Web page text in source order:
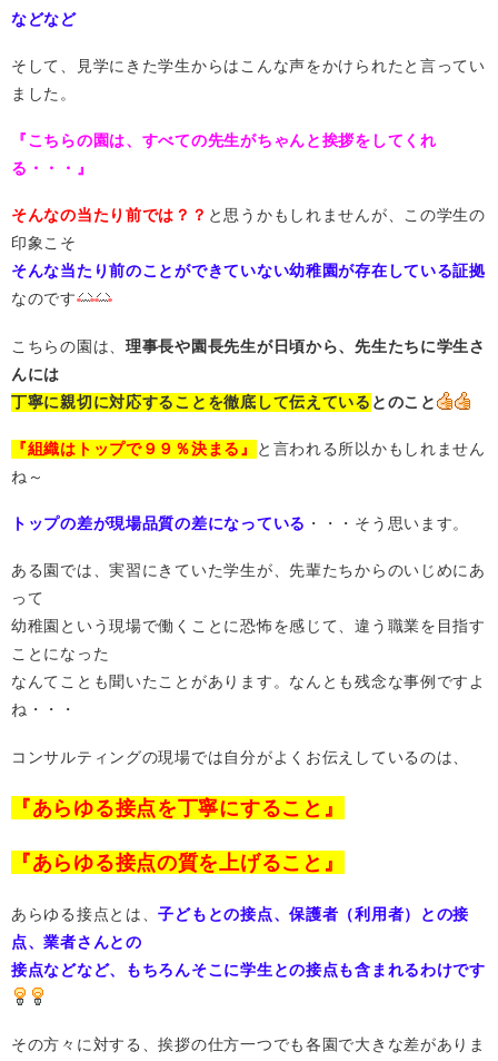
などなど
そして、見学にきた学生からはこんな声をかけられたと言ってい
ました。
『こちらの園は、すべての先生がちゃんと挨拶をしてくれ
る・・・』
そんなの当たり前では？？ と思うかもしれませんが、この学生の
印象こそ
そんな当たり前のことができていない幼稚園が存在している証拠
なのです
こちらの園は、理事長や園長先生が日頃から、先生たちに学生さ
んには
丁寧に親切に対応することを徹底して伝えている とのこと
『組織はトップで９９％決まる』
と言われる所以かもしれません
ね～
トップの差が現場品質の差になっている ・・・そう思います。
ある園では、実習にきていた学生が、先輩たちからのいじめにあ
って
幼稚園という現場で働くことに恐怖を感じて、違う職業を目指す
ことになった
なんてことも聞いたことがあります。なんとも残念な事例ですよ
ね・・・
コンサルティングの現場では自分がよくお伝えしているのは、
『あらゆる接点を丁寧にすること』
『あらゆる接点の質を上げること』
あらゆる接点とは、子どもとの接点、保護者（利用者）との接
点、業者さんとの
接点などなど、もちろんそこに学生との接点も含まれるわけです
その方々に対する、挨拶の仕方一つでも各園で大きな差がありま